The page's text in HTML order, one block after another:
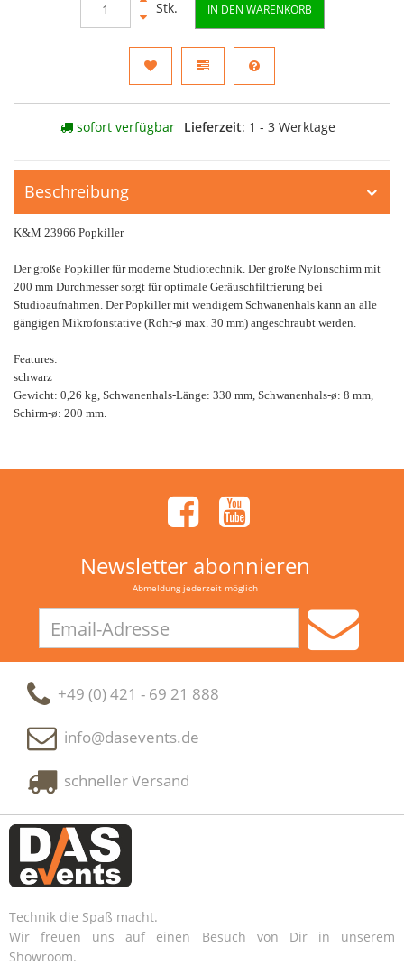
Stk. IN DEN WARENKORB
sofort verfügbar Lieferzeit: 1 - 3 Werktage
Beschreibung
K&M 23966 Popkiller
Der große Popkiller für moderne Studiotechnik. Der große Nylonschirm mit
200 mm Durchmesser sorgt für optimale Geräuschfiltrierung bei
Studioaufnahmen. Der Popkiller mit wendigem Schwanenhals kann an alle
gängigen Mikrofonstative (Rohr-ø max. 30 mm) angeschraubt werden.
Features:
schwarz
Gewicht: 0,26 kg, Schwanenhals-Länge: 330 mm, Schwanenhals-ø: 8 mm,
Schirm-ø: 200 mm.
Newsletter abonnieren
Abmeldung jederzeit möglich
Adresse
+49 (0) 421 - 69 21 888
info@dasevents.de
schneller Versand
Technik die Spaß macht.
Wir freuen uns auf einen Besuch von Dir in unserem
Showroom.